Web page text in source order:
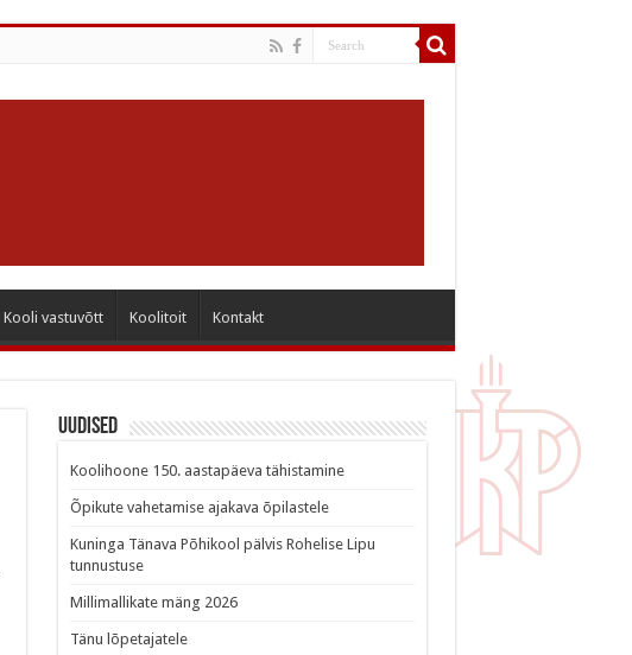
Kooli vastuvõtt Koolitoit Kontakt
Uudised
Koolihoone 150. aastapäeva tähistamine
Õpikute vahetamise ajakava õpilastele
Kuninga Tänava Põhikool pälvis Rohelise Lipu
tunnustuse
Millimallikate mäng 2026
Tänu lõpetajatele